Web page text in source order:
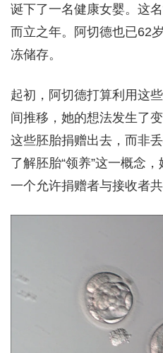
诞下了一名健康女婴。这
而立之年。阿切德也已62
冻储存。
起初，阿切德打算利用这
间推移，她的想法发生了
这些胚胎捐赠出去，而非
了解胚胎“领养”这一概念
一个允许捐赠者与接收者